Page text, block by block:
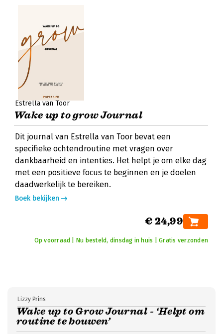
Estrella van Toor
Wake up to grow Journal
Dit journal van Estrella van Toor bevat een
specifieke ochtendroutine met vragen over
dankbaarheid en intenties. Het helpt je om elke dag
met een positieve focus te beginnen en je doelen
daadwerkelijk te bereiken.
Boek bekijken
€ 24,99
Op voorraad | Nu besteld, dinsdag in huis | Gratis verzonden
Wake up to Grow Journal - ‘Helpt om
routine te bouwen’
Lizzy Prins